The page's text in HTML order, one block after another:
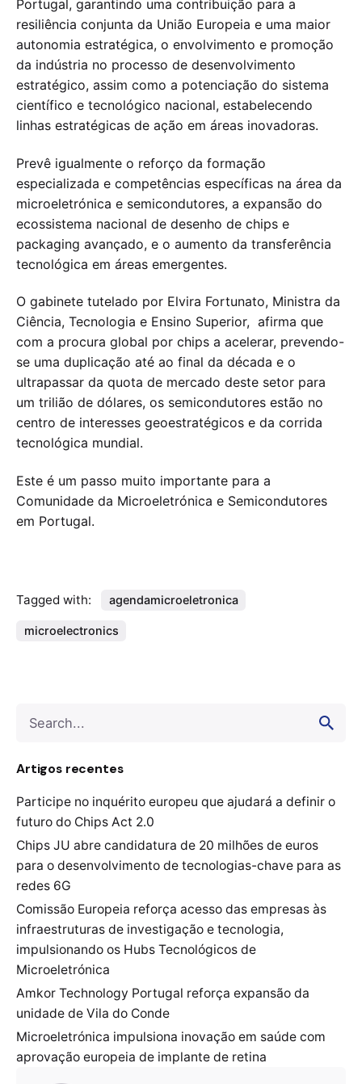
for
Artigos recentes
Participe no inquérito europeu que ajudará a definir o
futuro do Chips Act 2.0
Chips JU abre candidatura de 20 milhões de euros
para o desenvolvimento de tecnologias-chave para as
redes 6G
Comissão Europeia reforça acesso das empresas às
infraestruturas de investigação e tecnologia,
impulsionando os Hubs Tecnológicos de
Microeletrónica
Amkor Technology Portugal reforça expansão da
unidade de Vila do Conde
Microeletrónica impulsiona inovação em saúde com
aprovação europeia de implante de retina
Portugal, garantindo uma contribuição para a
resiliência conjunta da União Europeia e uma maior
autonomia estratégica, o envolvimento e promoção
da indústria no processo de desenvolvimento
estratégico, assim como a potenciação do sistema
científico e tecnológico nacional, estabelecendo
linhas estratégicas de ação em áreas inovadoras.
Prevê igualmente o reforço da formação
especializada e competências específicas na área da
microeletrónica e semicondutores, a expansão do
ecossistema nacional de desenho de chips e
packaging avançado, e o aumento da transferência
tecnológica em áreas emergentes.
O gabinete tutelado por Elvira Fortunato, Ministra da
Ciência, Tecnologia e Ensino Superior, afirma que
com a procura global por chips a acelerar, prevendo-
se uma duplicação até ao final da década e o
ultrapassar da quota de mercado deste setor para
um trilião de dólares, os semicondutores estão no
centro de interesses geoestratégicos e da corrida
tecnológica mundial.
Este é um passo muito importante para a
Comunidade da Microeletrónica e Semicondutores
em Portugal.
Tagged with: agendamicroeletronica
microelectronics